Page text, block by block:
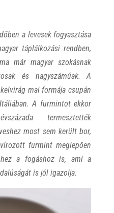
a levesek fogyasztása
táplálkozási rendben,
már magyar szokásnak
és nagyszámúak.A
mai formája csupán
A furmintot ekkor
termesztették
most sem került bor,
furmint meglepően
a fogáshoz is, ami a
is jól igazolja.